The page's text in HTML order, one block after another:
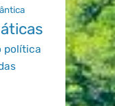
política